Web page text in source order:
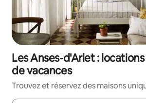
Les Anses-d'Arlet :
de vacances
Trouvez et réservez des maisons